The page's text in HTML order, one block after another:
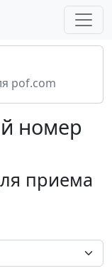
pof.com
номер
приема